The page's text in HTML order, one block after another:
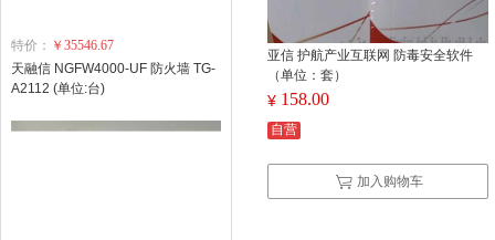
亚信 护航产业互联网 防毒安全软件
（单位：套）
¥ 158.00
自营
加入购物车
特价： ￥35546.67
天融信 NGFW4000-UF 防火墙 TG-
A2112 (单位:台)